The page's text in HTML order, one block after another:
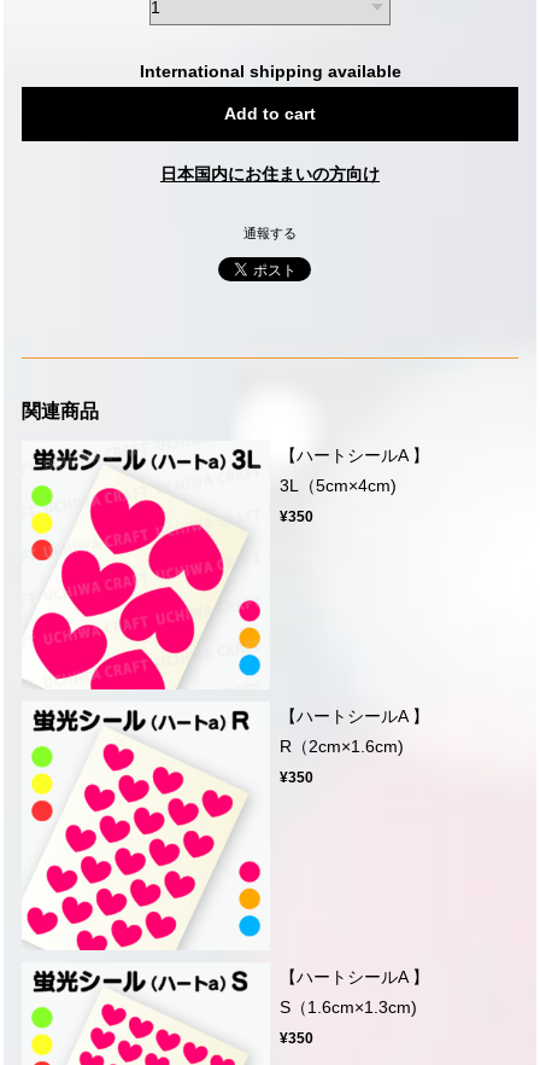
International shipping available
Add to cart
日本国内にお住まいの方向け
通報する
関連商品
【ハートシールA 】
3L（5cm×4cm)
¥350
【ハートシールA 】
R（2cm×1.6cm)
¥350
【ハートシールA 】
S（1.6cm×1.3cm)
¥350